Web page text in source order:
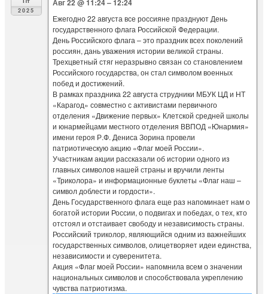
n
i
k
i
m
p
p
а
в
и
т
ь
2025
Авг 22 @ 11:24 – 12:24
Ежегодно 22 августа все россияне празднуют День
государственного флага Российской Федерации.
День Российского флага – это праздник всех поколений
россиян, дань уважения истории великой страны.
Трехцветный стяг неразрывно связан со становлением
Российского государства, он стал символом военных
побед и достижений.
В рамках праздника 22 августа струдники МБУК ЦД и НТ
«Карагод» совместно с активистами первичного
отделения «Движение первых» Клетской средней школы
и юнармейцами местного отделения ВВПОД «Юнармия»
имени героя Р.Ф. Дениса Зорина провели
патриотическую акцию «Флаг моей России».
Участникам акции рассказали об истории одного из
главных символов нашей страны и вручили ленты
«Триколора» и информационные буклеты «Флаг наш –
символ доблести и гордости».
День Государственного флага еще раз напоминает нам о
богатой истории России, о подвигах и победах, о тех, кто
отстоял и отстаивает свободу и независимость страны.
Российский триколор, являющийся одним из важнейших
государственных символов, олицетворяет идеи единства,
независимости и суверенитета.
Акция «Флаг моей России» напомнила всем о значении
национальных символов и способствовала укреплению
чувства патриотизма.